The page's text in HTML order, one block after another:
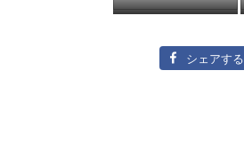
シェアする